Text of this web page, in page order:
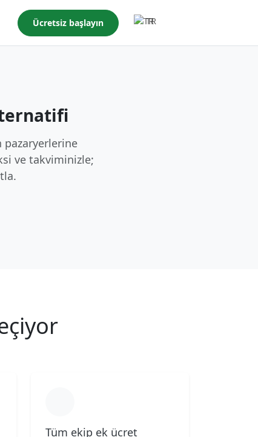
Ücretsiz başlayın TR
pazaryerlerine
ve takviminizle;
Tüm ekip ek ücret